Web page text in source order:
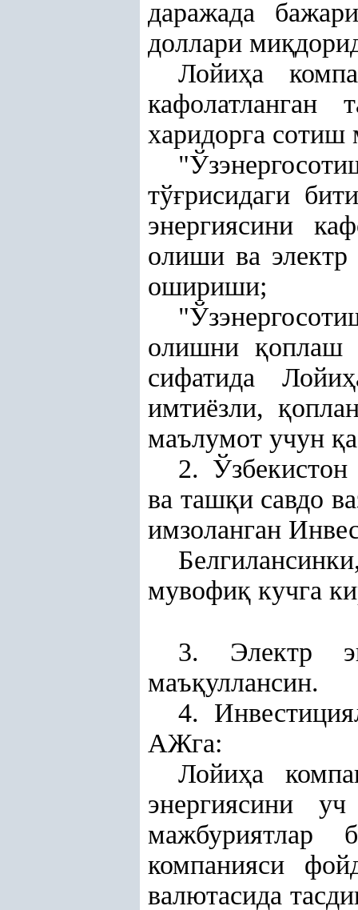
даражада
доллари миқ
Лойиҳа
кафолатланган
харидорга сотиш
"
тўғрисидаги
энергиясини
олиши ва электр
ошириши;
"
олишниқоплаш
сифатида Лойиҳ
имтиёзли,қ
маълумот учун қ
2.
ва ташқи савдо
имзоланган
мувофиқ кучга
3. Электр
маъқуллансин.
4.
АЖга:
Лойиҳа
энергиясини
мажбуриятлар
компанияси
валютасида тасди